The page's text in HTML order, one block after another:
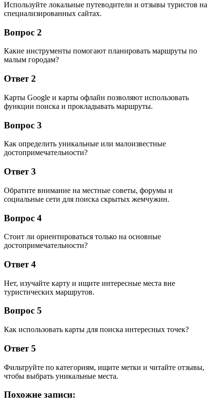
Используйте локальные путеводители и отзывы туристов на
специализированных сайтах.
Вопрос 2
Какие инструменты помогают планировать маршруты по
малым городам?
Ответ 2
Карты Google и карты офлайн позволяют использовать
функции поиска и прокладывать маршруты.
Вопрос 3
Как определить уникальные или малоизвестные
достопримечательности?
Ответ 3
Обратите внимание на местные советы, форумы и
социальные сети для поиска скрытых жемчужин.
Вопрос 4
Стоит ли ориентироваться только на основные
достопримечательности?
Ответ 4
Нет, изучайте карту и ищите интересные места вне
туристических маршрутов.
Вопрос 5
Как использовать карты для поиска интересных точек?
Ответ 5
Фильтруйте по категориям, ищите метки и читайте отзывы,
чтобы выбрать уникальные места.
Похожие записи: